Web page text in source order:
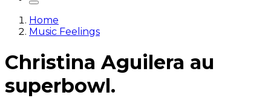
Home
Music Feelings
Christina Aguilera au
superbowl.